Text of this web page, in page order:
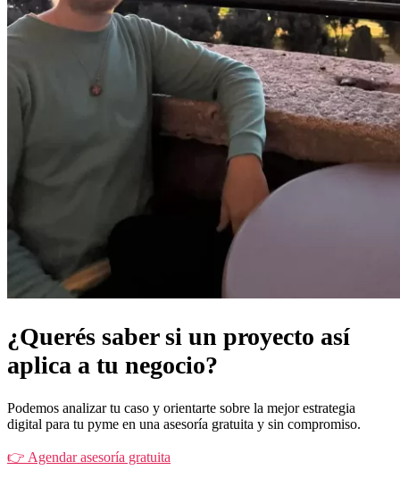
¿Querés saber si un proyecto así
aplica a tu negocio?
Podemos analizar tu caso y orientarte sobre la mejor estrategia
digital para tu pyme en una asesoría gratuita y sin compromiso.
👉 Agendar asesoría gratuita